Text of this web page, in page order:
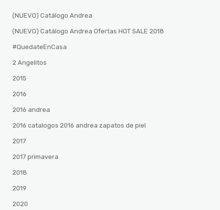
(NUEVO) Catálogo Andrea
(NUEVO) Catálogo Andrea Ofertas HOT SALE 2018
#QuedateEnCasa
2 Angelitos
2015
2016
2016 andrea
2016 catalogos 2016 andrea zapatos de piel
2017
2017 primavera
2018
2019
2020